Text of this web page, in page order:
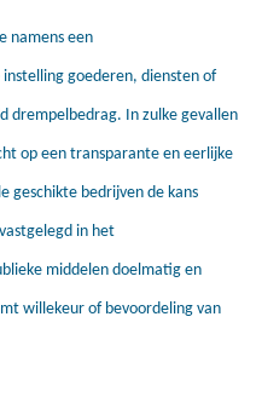
namens een
goederen, diensten of
drempelbedrag. In zulke gevallen
op een transparante en eerlijke
geschikte bedrijven de kans
in het
middelen doelmatig en
willekeur of bevoordeling van